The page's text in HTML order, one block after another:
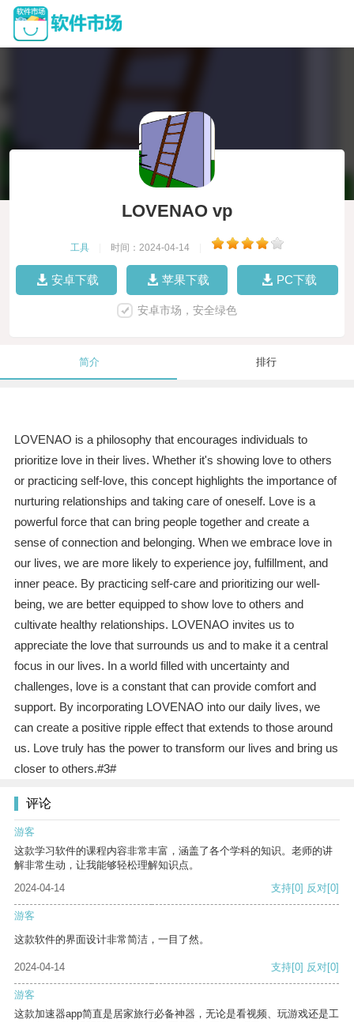
LOVENAO vp
工具 时间：2024-04-14
安卓下载 苹果下载 PC下载
安卓市场，安全绿色
简介 排行
LOVENAO is a philosophy that encourages individuals to
prioritize love in their lives. Whether it's showing love to others
or practicing self-love, this concept highlights the importance of
nurturing relationships and taking care of oneself. Love is a
powerful force that can bring people together and create a
sense of connection and belonging. When we embrace love in
our lives, we are more likely to experience joy, fulfillment, and
inner peace. By practicing self-care and prioritizing our well-
being, we are better equipped to show love to others and
cultivate healthy relationships. LOVENAO invites us to
appreciate the love that surrounds us and to make it a central
focus in our lives. In a world filled with uncertainty and
challenges, love is a constant that can provide comfort and
support. By incorporating LOVENAO into our daily lives, we
can create a positive ripple effect that extends to those around
us. Love truly has the power to transform our lives and bring us
closer to others.#3#
评论
游客
这款学习软件的课程内容非常丰富，涵盖了各个学科的知识。老师的讲
解非常生动，让我能够轻松理解知识点。
2024-04-14
支持[0] 反对[0]
游客
这款软件的界面设计非常简洁，一目了然。
2024-04-14 支持[0] 反对[0]
游客
这款加速器app简直是居家旅行必备神器，无论是看视频、玩游戏还是工